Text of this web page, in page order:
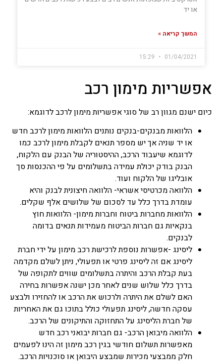
או יד
המשך קריאה »
01/04/2021
אפשריות מימון רכב
כיום ישנם מגוון רב של סוגי אפשריות מימון לרכב לדוגמא:
הלוואות מבנקים-בנקים נותנים הלוואות מימון לרכב חדש
או יד שניה אך יש מספר תנאים לקבלת מימון לרכב כמו
לדוגמא שיעבוד הרכב, ההיסטוריה של הבנק עם הלקוח,
הבנק בודק יכולת עמידה בתשלומים על פי ההכנסות סך
אובליגו של הלקוח ועוד.
הלוואה מכרטיסי אשראי- הלוואה חיצונית לבנק והיא
עומדת בדרך כלל עד לסכום של שלושים אלף שקלים.
הלוואות מחברות ביטוח וחברות מימון- הלוואות חוץ
בנקאיות גם חברות הביטוח מעמידות תנאים בדומה
לבנקים.
ליסינג -אפשרות נוספת לרכישת רכב מימון על ידי חברת
ליסינג אם זה ליסינג פרטי או תפעולי, ניתן לשלם מקדמה
בעת קבלת הרכב והיתרה בתשלומים שווים לתקופה של
בדרך כלל שלוש שנים לאחר מכן ישנה אפשרות בחירה
האם לשלם את היתרה ולרכוש את הרכב או להחזירו ולבצע
עסקה חדשה, ליסינג תפעולי כולל בתוכו גם את האחריות
של חברת הליסינג על התחזוקה והתיקונים של הרכב.
הלוואה מיבואן הרכב- גם חברות יבואני רכב חדש
מאפשרות תשלום חודשי בגין רכב מימון זה הינו לפעמים
חלק ממבצעי מכירות שמבצע היבואן או סוכנויות הרכב.